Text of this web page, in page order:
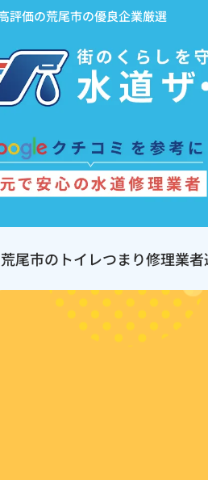
評価の荒尾市の優良企業厳選
荒尾市のトイレつまり修理業